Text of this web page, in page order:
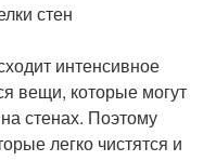
стен
интенсивное
вещи, которые могут
стенах. Поэтому
легко чистятся и